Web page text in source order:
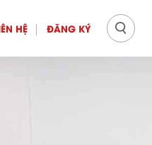
HỆ ĐĂNG KÝ